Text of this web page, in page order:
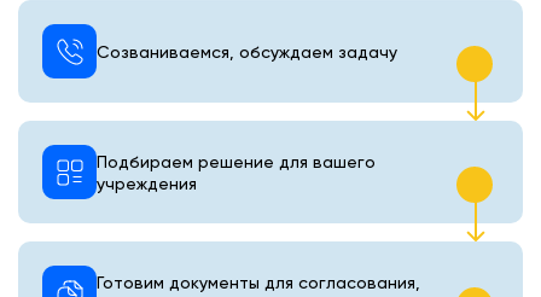
Созваниваемся, обсуждаем задачу
Подбираем решение для вашего
учреждения
Готовим документы для согласования,